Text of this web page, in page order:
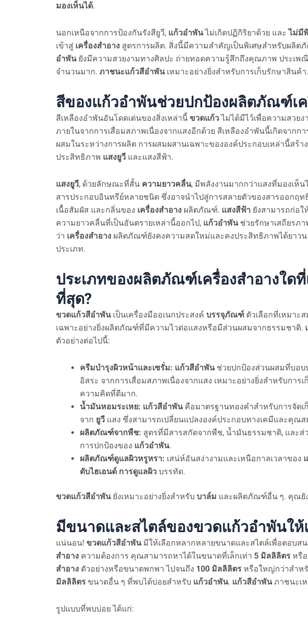
มองเห็นได้.
นอกเหนือจากการป้องกันรังสียูวี, แก้วอำพันไม่เกิดปฏิกิริยาด้วย และไม่มี
เข้าสู่ เครื่องสำอาง สูตรการผลิต. สิ่งนี้มีความสำคัญเป็นพิเศษสำหรับผลิ
อำพันยังมีความสวยงามทางศิลปะ ถ่ายทอดความรู้สึกถึงคุณภาพ ประเ
จำนวนมาก. ภาชนะแก้วสีอำพันเหมาะอย่างยิ่งสำหรับการเก็บรักษาสินค้า.
สีของแก้วอำพันช่วยปกป้องผลิตภัณฑ์เค
สีเหลืองอำพันอันโดดเด่นของสิ่งเหล่านี้ ขวดแก้วไม่ได้มีไว้เพื่อความสวย
ภายในจากการเสื่อมสภาพเนื่องจากแสงอีกด้วย สีเหลืองอำพันนี้เกิดจากกา
ผสมในระหว่างการผลิต การผสมผสานเฉพาะขององค์ประกอบเหล่านี้สร้าง
ประสิทธิภาพ แสงยูวี และแสงสีฟ้า.
แสงยูวี, ด้วยลักษณะที่สั้น ความยาวคลื่น, มีพลังงานมากกว่าแสงที่มองเห็
สารประกอบอินทรีย์หลายชนิด ซึ่งอาจนำไปสู่การสลายตัวของสารออกฤ
เนื้อสัมผัส และกลิ่นของ เครื่องสำอาง ผลิตภัณฑ์. แสงสีฟ้า ยังสามารถก่อ
ความยาวคลื่นที่เป็นอันตรายเหล่านี้ออกไป, แก้วอำพันช่วยรักษาเสถียรภ
ว่า เครื่องสำอาง ผลิตภัณฑ์ยังคงความสดใหม่และคงประสิทธิภาพได้ยาวน
ประเภท.
ประเภทของผลิตภัณฑ์เครื่องสำอางใด
ที่สุด?
ขวดแก้วสีอำพันเป็นเครื่องมืออเนกประสงค์ บรรจุภัณฑ์ ตัวเลือกที่เหมาะ
เฉพาะอย่างยิ่งผลิตภัณฑ์ที่มีความไวต่อแสงหรือมีส่วนผสมจากธรรมชาติ.
ตัวอย่างต่อไปนี้:
ครีมบำรุงผิวหน้าและเซรั่ม: แก้วสีอำพันช่วยปกป้องส่วนผสมที่บอบ
อิสระ จากการเสื่อมสภาพเนื่องจากแสง เหมาะอย่างยิ่งสำหรับการเ
ความคิดที่ดีมาก.
น้ำมันหอมระเหย: แก้วสีอำพันคือมาตรฐานทองคำสำหรับการจัดเ
จาก ยูวี แสง ซึ่งสามารถเปลี่ยนแปลงองค์ประกอบทางเคมีและคุณ
ผลิตภัณฑ์จากพืช: สูตรที่มีสารสกัดจากพืช, น้ำมันธรรมชาติ, และ
การปกป้องของ แก้วอำพัน.
ผลิตภัณฑ์ดูแลผิวหรูหรา: เสน่ห์อันสง่างามและเหนือกาลเวลาของ
ดับไฮเอนด์ การดูแลผิว บรรทัด.
ขวดแก้วสีอำพันยังเหมาะอย่างยิ่งสำหรับ บาล์ม และผลิตภัณฑ์อื่น ๆ. คุณยั
มีขนาดและสไตล์ของขวดแก้วอำพันให้
แน่นอน! ขวดแก้วสีอำพันมีให้เลือกหลากหลายขนาดและสไตล์เพื่อตอบส
สำอาง ความต้องการ คุณสามารถหาได้ในขนาดที่เล็กเท่า 5 มิลลิลิตร หรือ
สำอาง ตัวอย่างหรือขนาดพกพา ไปจนถึง 100 มิลลิลิตร หรือใหญ่กว่าสำห
มิลลิลิตร ขนาดอื่น ๆ ที่พบได้บ่อยสำหรับ แก้วอำพัน. แก้วสีอำพันภาชนะเห
รูปแบบที่พบบ่อย ได้แก่: